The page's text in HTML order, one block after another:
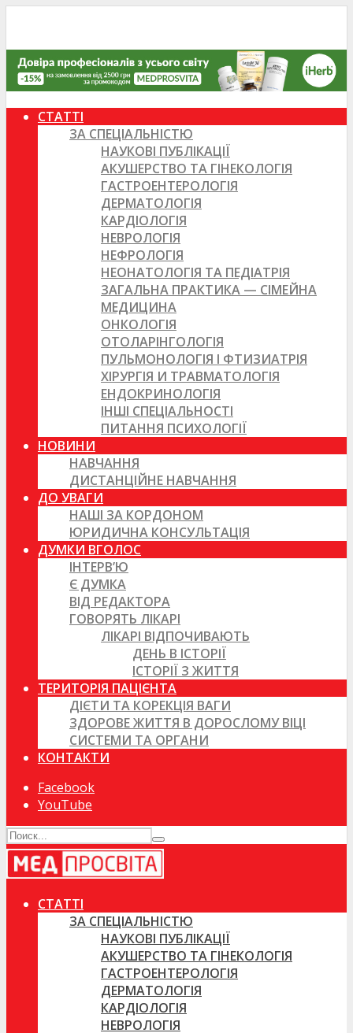
СТАТТІ
ЗА СПЕЦІАЛЬНІСТЮ
НАУКОВІ ПУБЛІКАЦІЇ
АКУШЕРСТВО ТА ГІНЕКОЛОГІЯ
ГАСТРОЕНТЕРОЛОГІЯ
ДЕРМАТОЛОГІЯ
КАРДІОЛОГІЯ
НЕВРОЛОГІЯ
НЕФРОЛОГІЯ
НЕОНАТОЛОГІЯ ТА ПЕДІАТРІЯ
ЗАГАЛЬНА ПРАКТИКА — СІМЕЙНА
МЕДИЦИНА
ОНКОЛОГІЯ
ОТОЛАРІНГОЛОГІЯ
ПУЛЬМОНОЛОГІЯ І ФТИЗИАТРІЯ
ХІРУРГІЯ И ТРАВМАТОЛОГІЯ
ЕНДОКРИНОЛОГІЯ
ІНШІ СПЕЦІАЛЬНОСТІ
ПИТАННЯ ПСИХОЛОГІЇ
НОВИНИ
НАВЧАННЯ
ДИСТАНЦІЙНЕ НАВЧАННЯ
ДО УВАГИ
НАШІ ЗА КОРДОНОМ
ЮРИДИЧНА КОНСУЛЬТАЦІЯ
ДУМКИ ВГОЛОС
ІНТЕРВ’Ю
Є ДУМКА
ВІД РЕДАКТОРА
ГОВОРЯТЬ ЛІКАРІ
ЛІКАРІ ВІДПОЧИВАЮТЬ
ДЕНЬ В ІСТОРІЇ
ІСТОРІЇ З ЖИТТЯ
ТЕРИТОРІЯ ПАЦІЄНТА
ДІЄТИ ТА КОРЕКЦІЯ ВАГИ
ЗДОРОВЕ ЖИТТЯ В ДОРОСЛОМУ ВІЦІ
СИСТЕМИ ТА ОРГАНИ
КОНТАКТИ
Facebook
YouTube
СТАТТІ
ЗА СПЕЦІАЛЬНІСТЮ
НАУКОВІ ПУБЛІКАЦІЇ
АКУШЕРСТВО ТА ГІНЕКОЛОГІЯ
ГАСТРОЕНТЕРОЛОГІЯ
ДЕРМАТОЛОГІЯ
КАРДІОЛОГІЯ
НЕВРОЛОГІЯ